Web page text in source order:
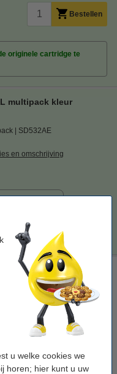
u welke cookies we
horen; hier kunt u uw
Bestellen
originele cartridge te
multipack kleur
SD532AE
en omschrijving
(CD972AE)
en omschrijving
Bestellen